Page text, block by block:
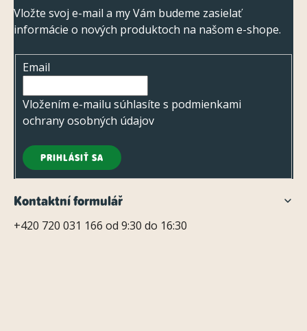
v
ý
p
u
Vložte svoj e-mail a my Vám budeme zasielať
informácie o nových produktoch na našom e-shope.
Email
Vložením e-mailu súhlasíte s podmienkami
ochrany osobných údajov
PRIHLÁSIŤ SA
Kontaktní formulář
+420 720 031 166 od 9:30 do 16:30